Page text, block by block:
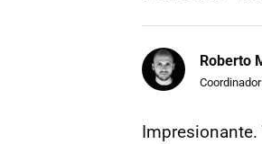
Roberto
Coordinador
Impresionante.